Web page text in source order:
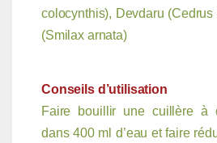
colocynthis), Devdaru
(Smilax arnata)
Conseils d’utilisation
Faire bouillir une cuillère à
dans 400 ml d’eau et faire